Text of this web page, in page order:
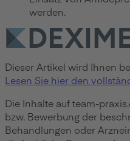
werden.
Dieser Artikel wird Ihnen
Lesen Sie hier den
Die Inhalte auf team-
bzw. Bewerbung der
Behandlungen oder